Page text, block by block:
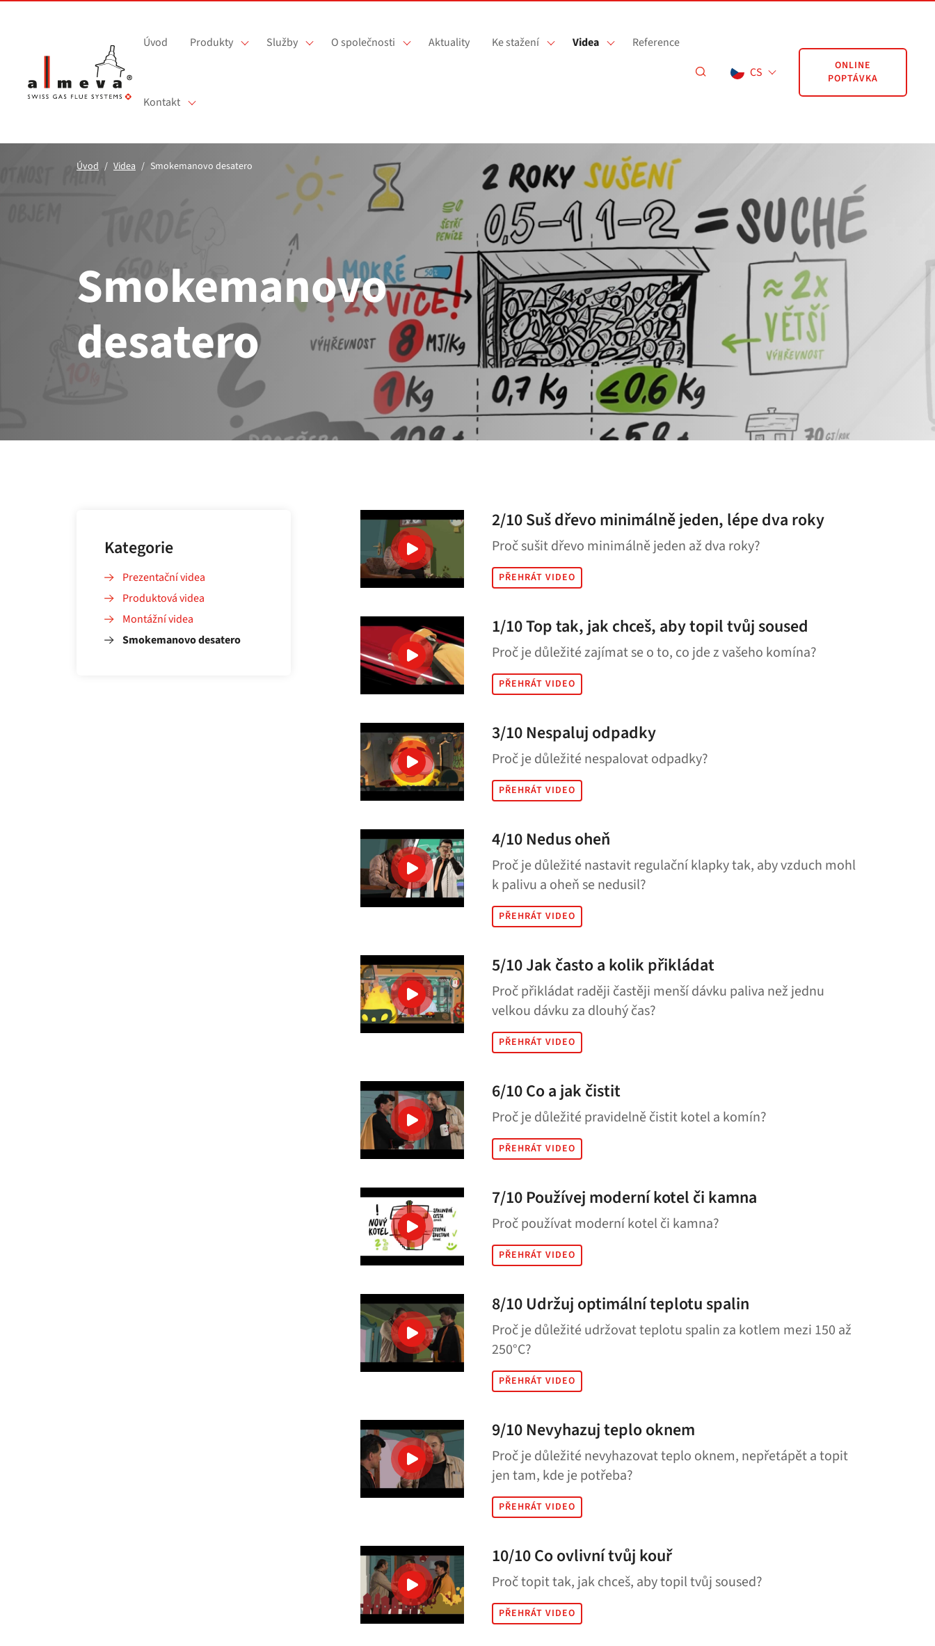
Úvod Produkty Služby O společnosti Aktuality Ke stažení Videa Reference
Kontakt
CS
ONLINE
POPTÁVKA
Úvod Videa Smokemanovo desatero
Smokemanovo
desatero
Kategorie
Prezentační videa
Produktová videa
Montážní videa
Smokemanovo desatero
2/10 Suš dřevo minimálně jeden, lépe dva roky
Proč sušit dřevo minimálně jeden až dva roky?
PŘEHRÁT VIDEO
1/10 Top tak, jak chceš, aby topil tvůj soused
Proč je důležité zajímat se o to, co jde z vašeho komína?
PŘEHRÁT VIDEO
3/10 Nespaluj odpadky
Proč je důležité nespalovat odpadky?
PŘEHRÁT VIDEO
4/10 Nedus oheň
Proč je důležité nastavit regulační klapky tak, aby vzduch mohl
k palivu a oheň se nedusil?
PŘEHRÁT VIDEO
5/10 Jak často a kolik přikládat
Proč přikládat raději častěji menší dávku paliva než jednu
velkou dávku za dlouhý čas?
PŘEHRÁT VIDEO
6/10 Co a jak čistit
Proč je důležité pravidelně čistit kotel a komín?
PŘEHRÁT VIDEO
7/10 Používej moderní kotel či kamna
Proč používat moderní kotel či kamna?
PŘEHRÁT VIDEO
8/10 Udržuj optimální teplotu spalin
Proč je důležité udržovat teplotu spalin za kotlem mezi 150 až
250°C?
PŘEHRÁT VIDEO
9/10 Nevyhazuj teplo oknem
Proč je důležité nevyhazovat teplo oknem, nepřetápět a topit
jen tam, kde je potřeba?
PŘEHRÁT VIDEO
10/10 Co ovlivní tvůj kouř
Proč topit tak, jak chceš, aby topil tvůj soused?
PŘEHRÁT VIDEO